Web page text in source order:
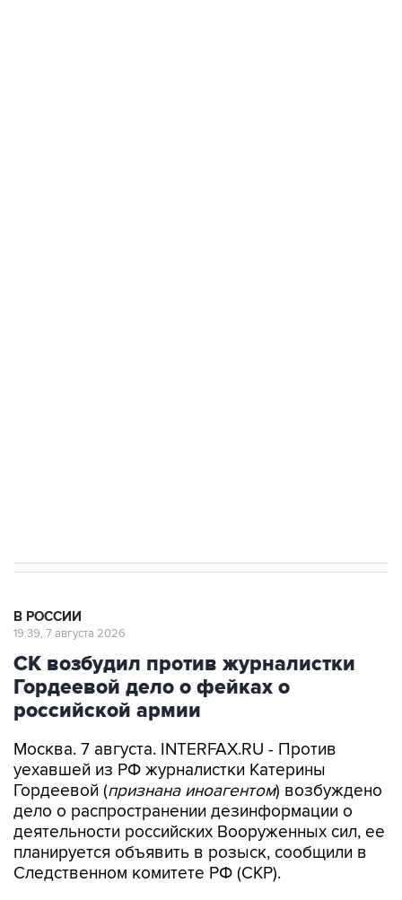
В РОССИИ
19:39, 7 августа 2026
СК возбудил против журналистки
Гордеевой дело о фейках о
российской армии
Москва. 7 августа. INTERFAX.RU - Против
уехавшей из РФ журналистки Катерины
Гордеевой (признана иноагентом) возбуждено
дело о распространении дезинформации о
деятельности российских Вооруженных сил, ее
планируется объявить в розыск, сообщили в
Следственном комитете РФ (СКР).